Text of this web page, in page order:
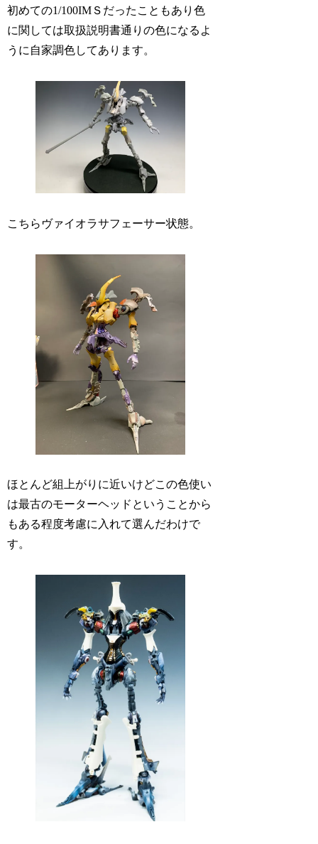
初めての1/100IMＳだったこともあり色
に関しては取扱説明書通りの色になるよ
うに自家調色してあります。
こちらヴァイオラサフェーサー状態。
ほとんど組上がりに近いけどこの色使い
は最古のモーターヘッドということから
もある程度考慮に入れて選んだわけで
す。